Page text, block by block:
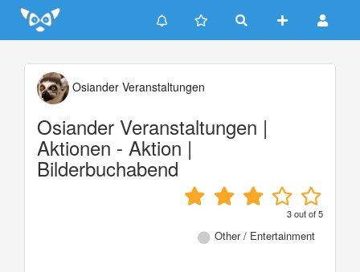
Update cookies preferences
Osiander Veranstaltungen
Osiander Veranstaltungen |
Aktionen - Aktion |
Bilderbuchabend
3out of5
Other / Entertainment